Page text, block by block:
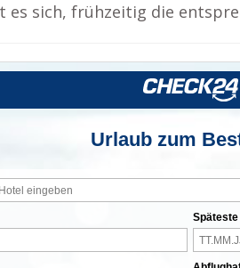
es sich, frühzeitig die
Urlaub zum